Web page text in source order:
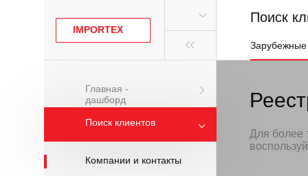
Поиск
Поиск клиентов
Главная -
дашборд
IMPORTEX
Компании и контакты
Для более